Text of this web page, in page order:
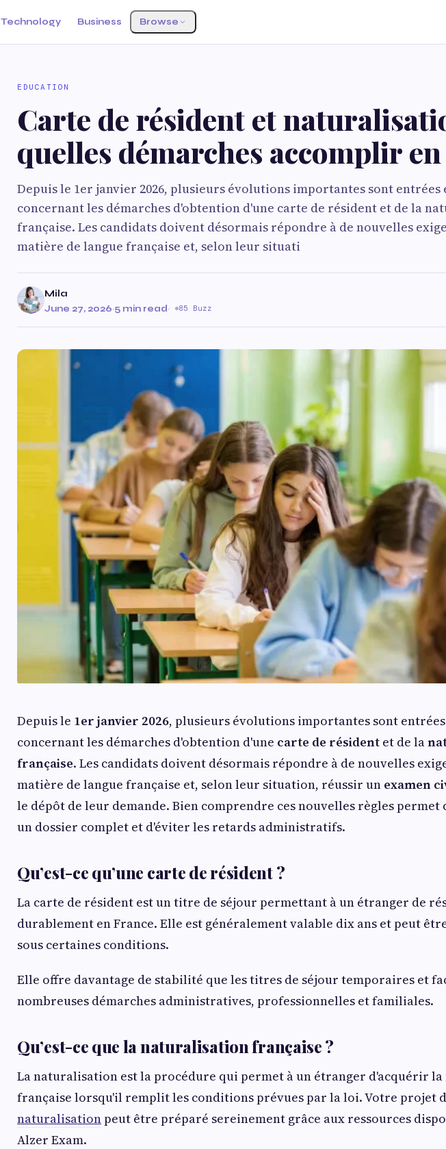
Technology Business Browse
EDUCATION
Carte de résident et
quelles démarches accomplir
Depuis le 1er janvier 2026, plusieurs évolutions importantes sont entrées
concernant les démarches d'obtention d'une carte de résident et de la
française. Les candidats doivent désormais répondre à de nouvelles
matière de langue française et, selon leur situati
Mila
June 27, 2026·5 min read· 85 Buzz
Depuis le 1er janvier 2026, plusieurs évolutions importantes sont
concernant les démarches d'obtention d'une carte de résident et de la
française. Les candidats doivent désormais répondre à de nouvelles
matière de langue française et, selon leur situation, réussir un examen
le dépôt de leur demande. Bien comprendre ces nouvelles règles permet
un dossier complet et d'éviter les retards administratifs.
Qu’est-ce qu’une carte de résident ?
La carte de résident est un titre de séjour permettant à un étranger de
durablement en France. Elle est généralement valable dix ans et peut
sous certaines conditions.
Elle offre davantage de stabilité que les titres de séjour temporaires et
nombreuses démarches administratives, professionnelles et familiales.
Qu’est-ce que la naturalisation française ?
La naturalisation est la procédure qui permet à un étranger d'acquérir
française lorsqu'il remplit les conditions prévues par la loi. Votre projet
naturalisationpeut être préparé sereinement grâce aux ressources
Alzer Exam.